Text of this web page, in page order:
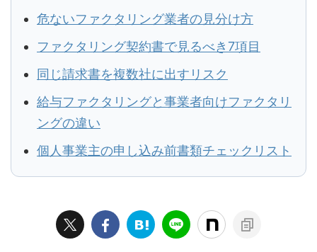
危ないファクタリング業者の見分け方
ファクタリング契約書で見るべき7項目
同じ請求書を複数社に出すリスク
給与ファクタリングと事業者向けファクタリ
ングの違い
個人事業主の申し込み前書類チェックリスト